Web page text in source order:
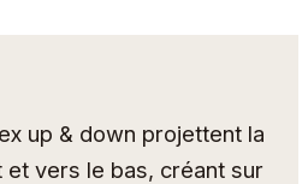
up & down projettent la
et vers le bas, créant sur